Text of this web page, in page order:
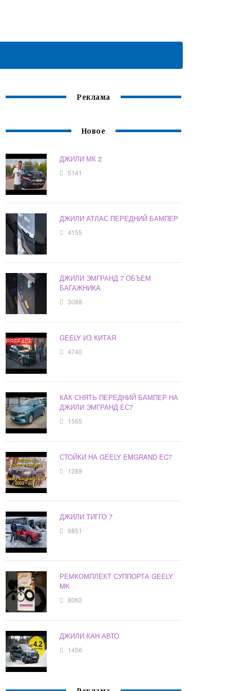
Реклама
Новое
ДЖИЛИ МК 2
5141
ДЖИЛИ АТЛАС ПЕРЕДНИЙ БАМПЕР
4155
ДЖИЛИ ЭМГРАНД 7 ОБЪЕМ
БАГАЖНИКА
3088
GEELY ИЗ КИТАЯ
4740
КАК СНЯТЬ ПЕРЕДНИЙ БАМПЕР НА
ДЖИЛИ ЭМГРАНД ЕС7
1565
СТОЙКИ НА GEELY EMGRAND EC7
1289
ДЖИЛИ ТИГГО 7
8851
РЕМКОМПЛЕКТ СУППОРТА GEELY
MK
8062
ДЖИЛИ КАН АВТО
1456